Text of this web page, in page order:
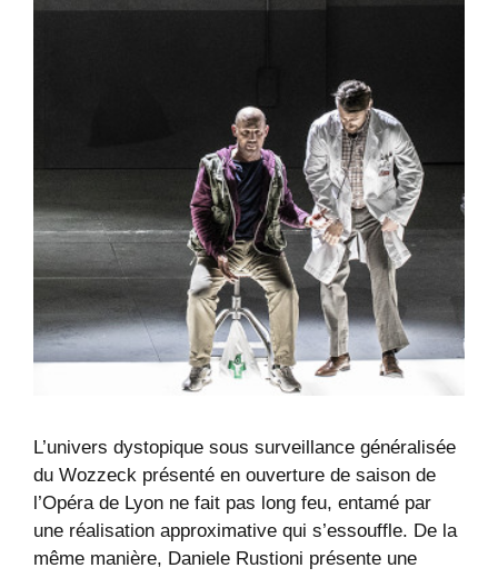
L’univers dystopique sous surveillance généralisée
du Wozzeck présenté en ouverture de saison de
l’Opéra de Lyon ne fait pas long feu, entamé par
une réalisation approximative qui s’essouffle. De la
même manière, Daniele Rustioni présente une